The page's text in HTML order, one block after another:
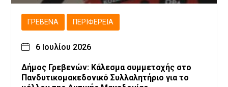
ΓΡΕΒΕΝΆ ΠΕΡΙΦΈΡΕΙΑ
6 Ιουλίου 2026
Δήμος Γρεβενών: Κάλεσμα συμμετοχής στο
Πανδυτικομακεδονικό Συλλαλητήριο για το